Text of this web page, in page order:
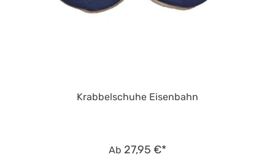
Krabbelschuhe Eisenbahn
Ab 27,95 €*